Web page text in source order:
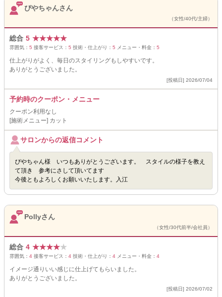
ぴやちゃんさん
（女性/40代/主婦）
総合 5 ★★★★★
雰囲気： 5 接客サービス： 5 技術・仕上がり： 5 メニュー・料金： 5
仕上がりがよく、毎日のスタイリングもしやすいです。
ありがとうございました。
[投稿日] 2026/07/04
予約時のクーポン・メニュー
クーポン利用なし
[施術メニュー] カット
サロンからの返信コメント
ぴやちゃん様 いつもありがとうございます。 スタイルの様子を教え
て頂き 参考にさして頂いてます
今後ともよろしくお願いいたします。入江
Pollyさん
（女性/30代前半/会社員）
総合 4 ★★★★★
雰囲気： 4 接客サービス： 4 技術・仕上がり： 4 メニュー・料金： 4
イメージ通りいい感じに仕上げてもらいました。
ありがとうございました。
[投稿日] 2026/07/02